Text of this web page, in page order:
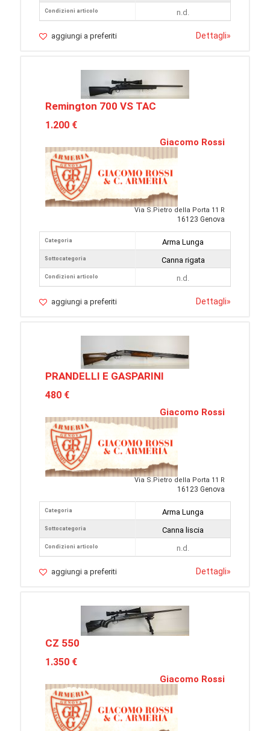
Condizioni articolo
n.d.
aggiungi a preferiti Dettagli»
Remington 700 VS TAC
1.200 €
Giacomo Rossi
Via S.Pietro della Porta 11 R
16123 Genova
Categoria
Sottocategoria
Condizioni articolo
Arma Lunga
Canna rigata
n.d.
aggiungi a preferiti Dettagli»
PRANDELLI E GASPARINI
480 €
Giacomo Rossi
Via S.Pietro della Porta 11 R
16123 Genova
Categoria
Sottocategoria
Condizioni articolo
Arma Lunga
Canna liscia
n.d.
aggiungi a preferiti Dettagli»
CZ 550
1.350 €
Giacomo Rossi